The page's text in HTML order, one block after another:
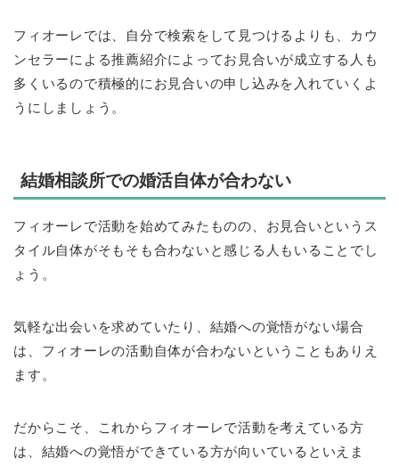
フィオーレでは、自分で検索をして見つけるよりも、カウ
ンセラーによる推薦紹介によってお見合いが成立する人も
多くいるので積極的にお見合いの申し込みを入れていくよ
うにしましょう。
結婚相談所での婚活自体が合わない
フィオーレで活動を始めてみたものの、お見合いというス
タイル自体がそもそも合わないと感じる人もいることでし
ょう。
気軽な出会いを求めていたり、結婚への覚悟がない場合
は、フィオーレの活動自体が合わないということもありえ
ます。
だからこそ、これからフィオーレで活動を考えている方
は、結婚への覚悟ができている方が向いているといえま